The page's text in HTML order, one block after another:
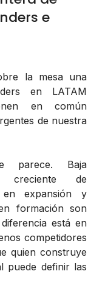
e
la mesa una
en LATAM
en común
de nuestra
parece. Baja
creciente de
en expansión y
formación son
está en
competidores
quien construye
puede definir las